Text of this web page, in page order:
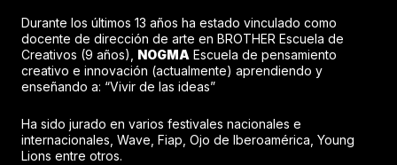
Durante los últimos 13 años ha estado vinculado como
docente de dirección de arte en BROTHER Escuela de
Creativos (9 años), NOGMA Escuela de pensamiento
creativo e innovación (actualmente) aprendiendo y
enseñando a: “Vivir de las ideas”
Ha sido jurado en varios festivales nacionales e
internacionales, Wave, Fiap, Ojo de Iberoamérica, Young
Lions entre otros.